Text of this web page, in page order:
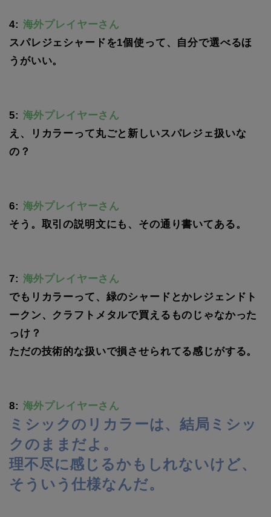
4: 海外プレイヤーさん
スパレジェシャードを1個使って、自分で選べるほ
うがいい。
5: 海外プレイヤーさん
え、リカラーって丸ごと新しいスパレジェ扱いな
の？
6: 海外プレイヤーさん
そう。取引の説明文にも、その通り書いてある。
7: 海外プレイヤーさん
でもリカラーって、緑のシャードとかレジェンドト
ークン、クラフトメタルで買えるものじゃなかった
っけ？
ただの技術的な扱いで損させられてる感じがする。
8: 海外プレイヤーさん
ミシックのリカラーは、結局ミシッ
クのままだよ。
理不尽に感じるかもしれないけど、
そういう仕様なんだ。